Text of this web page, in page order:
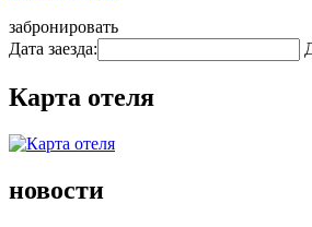
забронировать
Дата заезда:
Карта отеля
новости